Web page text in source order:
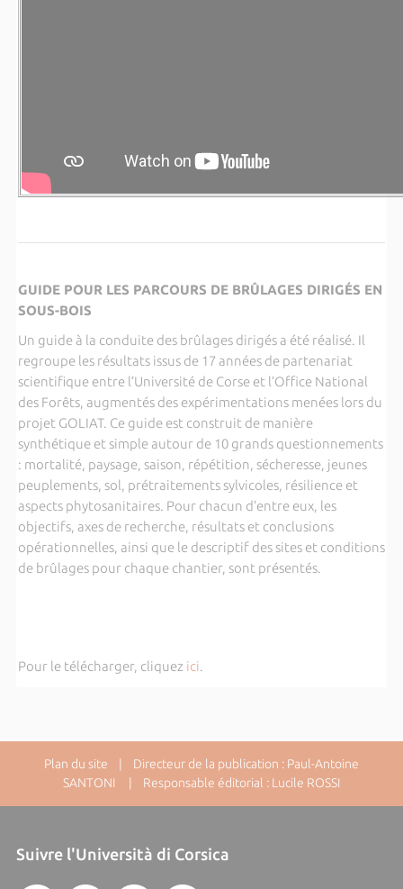
GUIDE POUR LES PARCOURS DE BRÛLAGES DIRIGÉS EN
SOUS-BOIS
Un guide à la conduite des brûlages dirigés a été réalisé. Il
regroupe les résultats issus de 17 années de partenariat
scientifique entre l’Université de Corse et l’Office National
des Forêts, augmentés des expérimentations menées lors du
projet GOLIAT. Ce guide est construit de manière
synthétique et simple autour de 10 grands questionnements
: mortalité, paysage, saison, répétition, sécheresse, jeunes
peuplements, sol, prétraitements sylvicoles, résilience et
aspects phytosanitaires. Pour chacun d’entre eux, les
objectifs, axes de recherche, résultats et conclusions
opérationnelles, ainsi que le descriptif des sites et conditions
de brûlages pour chaque chantier, sont présentés.
Pour le télécharger, cliquez ici.
Plan du site | Directeur de la publication : Paul-Antoine
SANTONI | Responsable éditorial : Lucile ROSSI
Suivre l'Università di Corsica